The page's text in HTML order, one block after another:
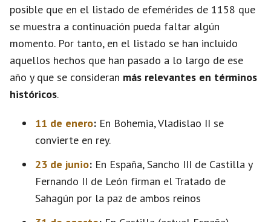
posible que en el listado de efemérides de 1158 que
se muestra a continuación pueda faltar algún
momento. Por tanto, en el listado se han incluido
aquellos hechos que han pasado a lo largo de ese
año y que se consideran más relevantes en términos
históricos.
11 de enero: En Bohemia, Vladislao II se
convierte en rey.
23 de junio: En España, Sancho III de Castilla y
Fernando II de León firman el Tratado de
Sahagún por la paz de ambos reinos